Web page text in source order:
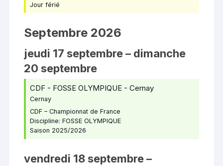
Jour férié
Septembre 2026
jeudi 17 septembre– dimanche
20 septembre
CDF - FOSSE OLYMPIQUE - Cernay
Cernay
CDF – Championnat de France
Discipline: FOSSE OLYMPIQUE
Saison 2025/2026
vendredi 18 septembre–